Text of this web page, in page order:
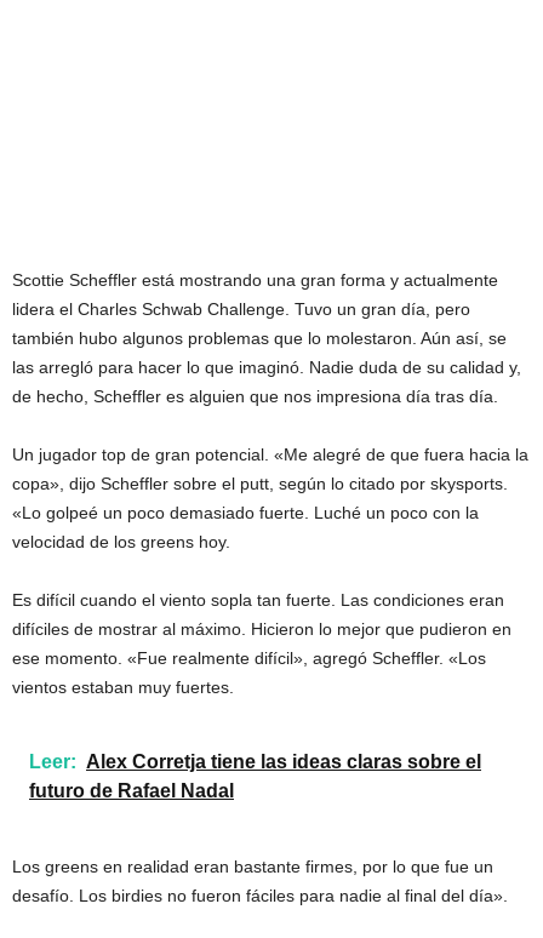
Scottie Scheffler está mostrando una gran forma y actualmente
lidera el Charles Schwab Challenge. Tuvo un gran día, pero
también hubo algunos problemas que lo molestaron. Aún así, se
las arregló para hacer lo que imaginó. Nadie duda de su calidad y,
de hecho, Scheffler es alguien que nos impresiona día tras día.
Un jugador top de gran potencial. «Me alegré de que fuera hacia la
copa», dijo Scheffler sobre el putt, según lo citado por skysports.
«Lo golpeé un poco demasiado fuerte. Luché un poco con la
velocidad de los greens hoy.
Es difícil cuando el viento sopla tan fuerte. Las condiciones eran
difíciles de mostrar al máximo. Hicieron lo mejor que pudieron en
ese momento. «Fue realmente difícil», agregó Scheffler. «Los
vientos estaban muy fuertes.
Leer: Alex Corretja tiene las ideas claras sobre el
futuro de Rafael Nadal
Los greens en realidad eran bastante firmes, por lo que fue un
desafío. Los birdies no fueron fáciles para nadie al final del día».